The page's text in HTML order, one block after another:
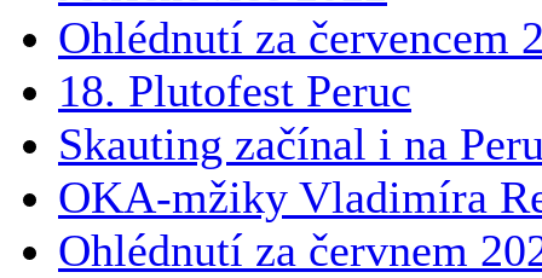
Ohlédnutí za červencem
18. Plutofest Peruc
Skauting začínal i na
OKA-mžiky Vladimíra
Ohlédnutí za červnem